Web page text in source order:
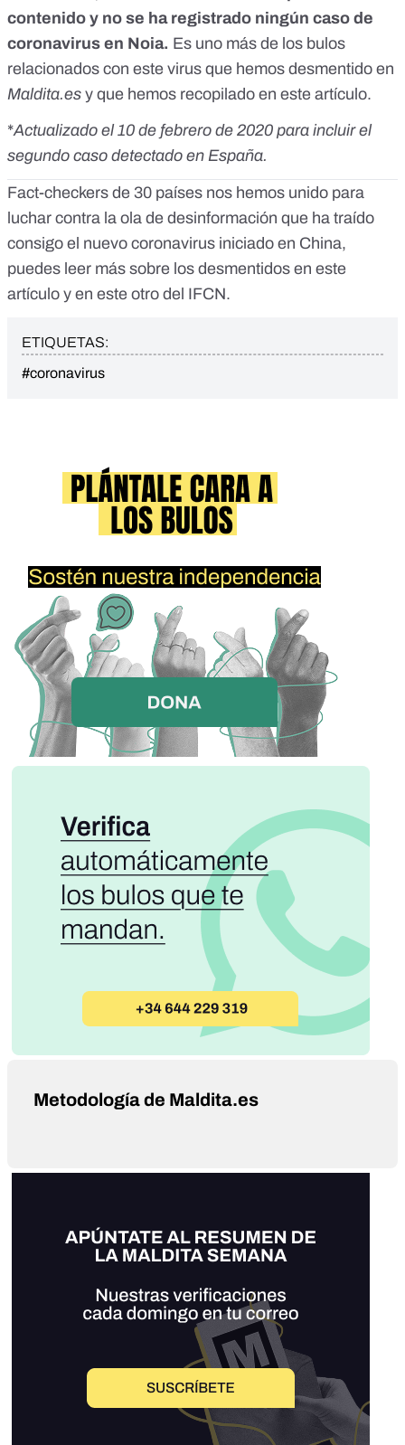
contenido y no se ha registrado ningún caso de
coronavirus en Noia. Es uno más de los bulos
relacionados con este virus que hemos desmentido en
Maldita.es y que hemos recopilado en este artículo.
*Actualizado el 10 de febrero de 2020 para incluir el
segundo caso detectado en España.
Fact-checkers de 30 países nos hemos unido para
luchar contra la ola de desinformación que ha traído
consigo el nuevo coronavirus iniciado en China,
puedes leer más sobre los desmentidos en este
artículo y en este otro del IFCN.
ETIQUETAS:
#coronavirus
Metodología de Maldita.es